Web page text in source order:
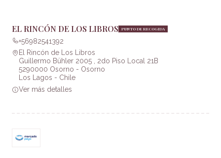
EL RINCÓN DE LOS LIBROS PUNTO DE RECOGIDA
+56982541392
El Rincón de Los Libros
Guillermo Bühler 2005 , 2do Piso Local 21B
5290000 Osorno - Osorno
Los Lagos - Chile
Ver más detalles